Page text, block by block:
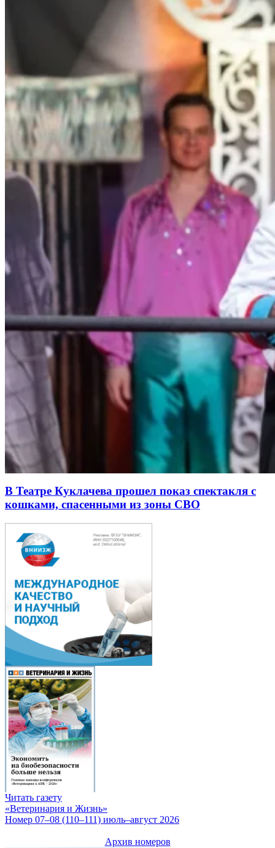
В Театре Куклачева прошел показ спектакля с
кошками, спасенными из зоны СВО
Читать газету
«Ветеринария и Жизнь»
Номер 07–08 (110–111) июль–август 2026
Архив номеров